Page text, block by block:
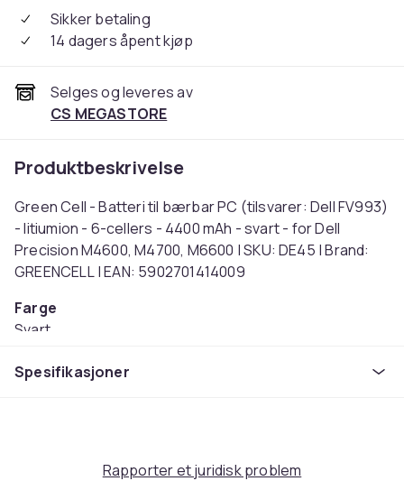
Sikker betaling
14 dagers åpent kjøp
Selges og leveres av
CS MEGASTORE
Produktbeskrivelse
Green Cell - Batteri til bærbar PC (tilsvarer: Dell FV993)
- litiumion - 6-cellers - 4400 mAh - svart - for Dell
Precision M4600, M4700, M6600 | SKU: DE45 | Brand:
GREENCELL | EAN: 5902701414009
Farge
Svart
77176a8e-274c-4e5a-802f-5178df937a3f
Spesifikasjoner
Rapporter et juridisk problem